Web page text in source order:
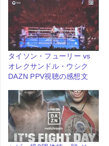
み
中…
タイソン・フューリー vs
オレクサンドル・ウシク
DAZN PPV視聴の感想文